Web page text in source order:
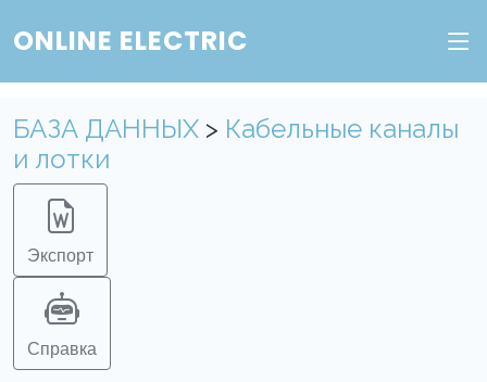
ONLINE ELECTRIC
БАЗА ДАННЫХ > Кабельные каналы
и лотки
Экспорт
Справка
Электрик" без ограничений.